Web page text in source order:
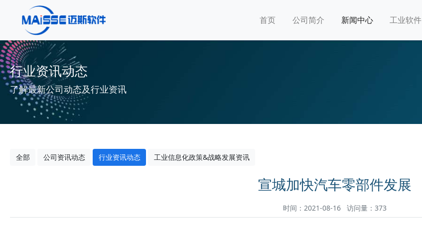
首页 公司简介 新闻中心 工业软件
行业资讯动态
了解最新公司动态及行业资讯
全部 公司资讯动态 行业资讯动态 工业信息化政策&战略发展资讯
宣城加快汽车零部件发展
时间：2021-08-16 访问量：373